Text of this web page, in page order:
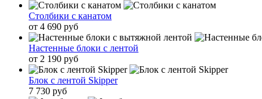
Столбики с канатом
от 4 690 руб
Настенные блоки с лентой
от 2 190 руб
Блок с лентой Skipper
7 730 руб